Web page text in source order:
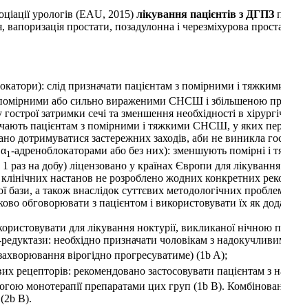
урологів (EAU, 2015) лікування пацієнтів з ДГПЗ
вапоризація простати, позадулонна і черезміхурова
слід призначати пацієнтам з помірними і
помірними або сильно вираженими СНСШ і збільшеною
затримки сечі та зменшення необхідності в
пацієнтам з помірними і тяжкими СНСШ, у яких
дотримуватися застережних заходів, аби не виникла
1-адреноблокаторами або без них): зменшують помірні і
раз на добу) ліцензовано у країнах Європи для
клінічних настанов не розроблено жодних конкретних
бази, а також внаслідок суттєвих методологічних
обговорювати з пацієнтом і використовувати їх
для лікування ноктурії, викликаної нічною
редуктази: необхідно призначати чоловікам з
вірогідно прогресуватиме) (1b A);
рецепторів: рекомендовано застосовувати
монотерапії препаратами цих груп (1b B).
B).